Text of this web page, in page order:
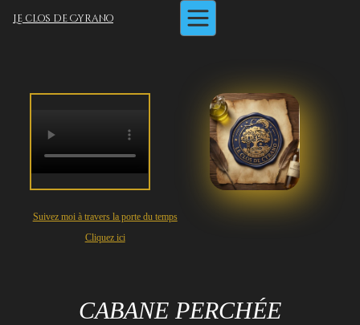
Le clos deCyrano
Suivez moi à travers la porte du temps
Cliquez ici
CABANE PERCHÉE